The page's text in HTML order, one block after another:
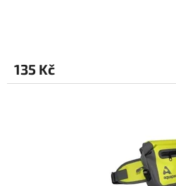
135 Kč